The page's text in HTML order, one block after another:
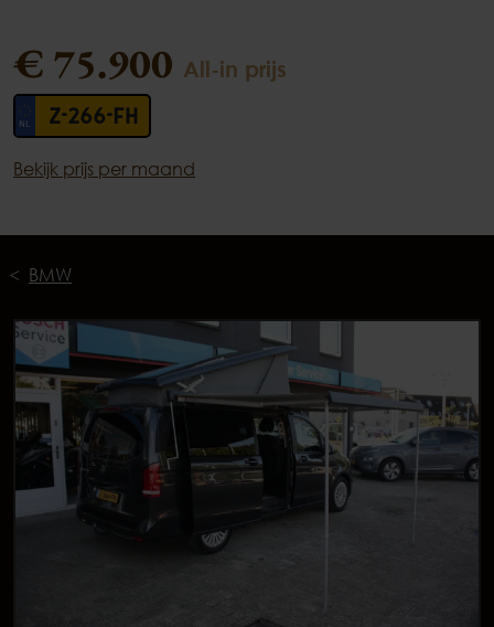
€ 75.900 All-in prijs
Z-266-FH
Bekijk prijs per maand
BMW